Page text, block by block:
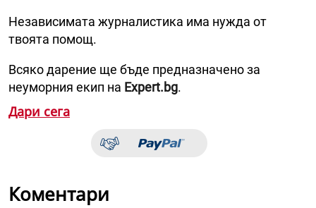
Независимата журналистика има нужда от
твоята помощ.
Всяко дарение ще бъде предназначено за
неуморния екип на Expert.bg.
Дари сега
Коментари